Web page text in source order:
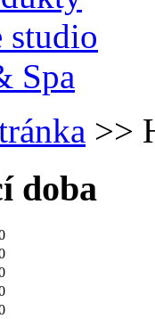
studio
Spa
>>
doba